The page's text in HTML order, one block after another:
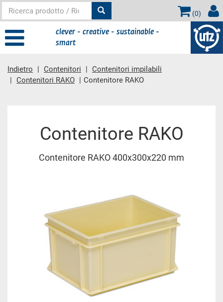
(0)
clever - creative - sustainable -
smart
Indietro Contenitori
Contenitori impilabili
Contenitori RAKO
Contenitore RAKO
Contenitore RAKO
Contenitore RAKO 400x300x220 mm